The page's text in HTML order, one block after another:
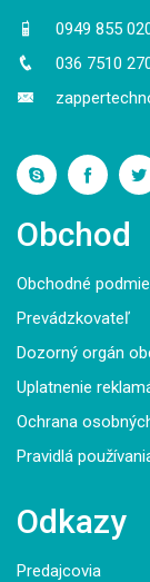
0949 855
036 7510
Obchod
Obchodné
Prevádzkovateľ
Dozorný orgán
Uplatnenie
Ochrana
Pravidlá
Odkazy
Predajcovia